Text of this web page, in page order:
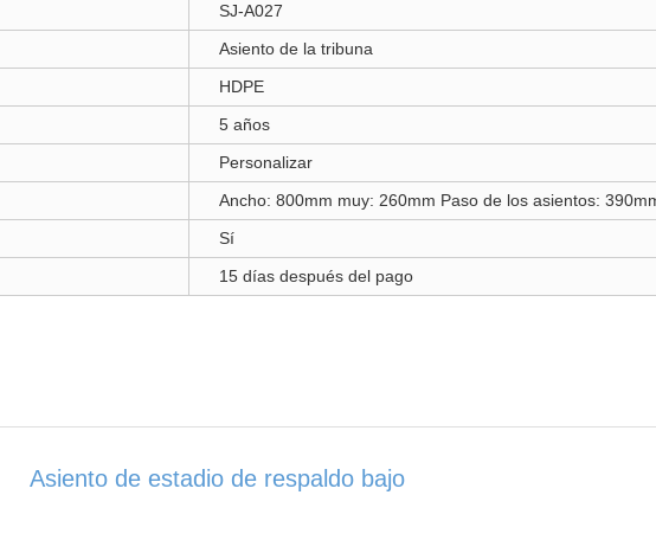
SJ-A027
Asiento de la tribuna
HDPE
5 años
Personalizar
Ancho: 800mm muy: 260mm Paso de los asientos:
Sí
15 días después del pago
Asiento de estadio de respaldo bajo